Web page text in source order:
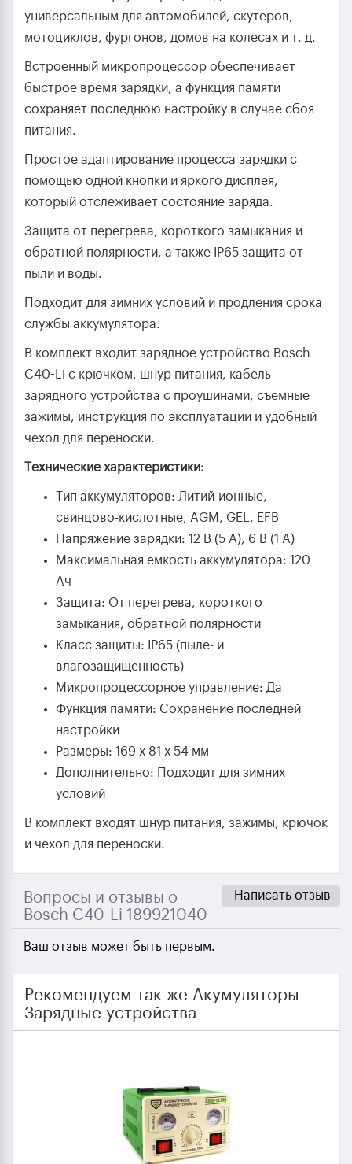
универсальным для автомобилей, скутеров,
мотоциклов, фургонов, домов на колесах и т. д.
Встроенный микропроцессор обеспечивает
быстрое время зарядки, а функция памяти
сохраняет последнюю настройку в случае сбоя
питания.
Простое адаптирование процесса зарядки с
помощью одной кнопки и яркого дисплея,
который отслеживает состояние заряда.
Защита от перегрева, короткого замыкания и
обратной полярности, а также IP65 защита от
пыли и воды.
Подходит для зимних условий и продления срока
службы аккумулятора.
В комплект входит зарядное устройство Bosch
C40-Li с крючком, шнур питания, кабель
зарядного устройства с проушинами, съемные
зажимы, инструкция по эксплуатации и удобный
чехол для переноски.
Технические характеристики:
Тип аккумуляторов: Литий-ионные,
свинцово-кислотные, AGM, GEL, EFB
Напряжение зарядки: 12 В (5 А), 6 В (1 А)
Максимальная емкость аккумулятора: 120
Ач
Защита: От перегрева, короткого
замыкания, обратной полярности
Класс защиты: IP65 (пыле- и
влагозащищенность)
Микропроцессорное управление: Да
Функция памяти: Сохранение последней
настройки
Размеры: 169 x 81 x 54 мм
Дополнительно: Подходит для зимних
условий
В комплект входят шнур питания, зажимы, крючок
и чехол для переноски.
Написать отзыв
Вопросы и отзывы о
Bosch C40-Li 189921040
Ваш отзыв может быть первым.
Рекомендуем так же Акумуляторы
Зарядные устройства